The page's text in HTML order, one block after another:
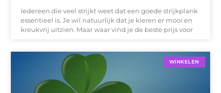
Iedereen die veel strijkt weet dat een goede strijkplank
essentieel is. Je wil natuurlijk dat je kleren er mooi en
kreukvrij uitzien. Maar waar vind je de beste prijs voor
WINKELEN